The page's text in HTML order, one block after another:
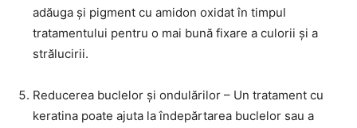
adăuga și pigment cu amidon oxidat în timpul
tratamentului pentru o mai bună fixare a culorii și a
strălucirii.
Reducerea buclelor și ondulărilor – Un tratament cu
keratina poate ajuta la îndepărtarea buclelor sau a